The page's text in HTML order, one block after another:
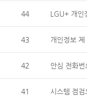
44
43 개인정보 제
42 안심 전화
41 시스템 점